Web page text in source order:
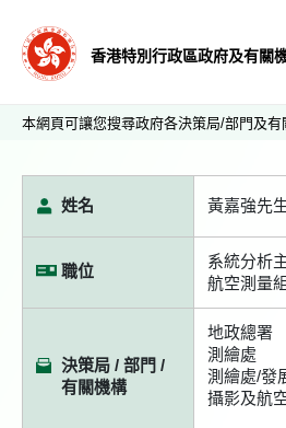
香港特別行政區政府及有關
本網頁可讓您搜尋政府各決策局/部門及
姓名 黃嘉強先
職位
系統分析
航空測量
決策局 / 部門 /
有關機構
地政總署
測繪處
測繪處/發
攝影及航